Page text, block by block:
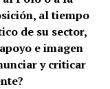
al tiempo
de su sector,
e imagen
y criticar